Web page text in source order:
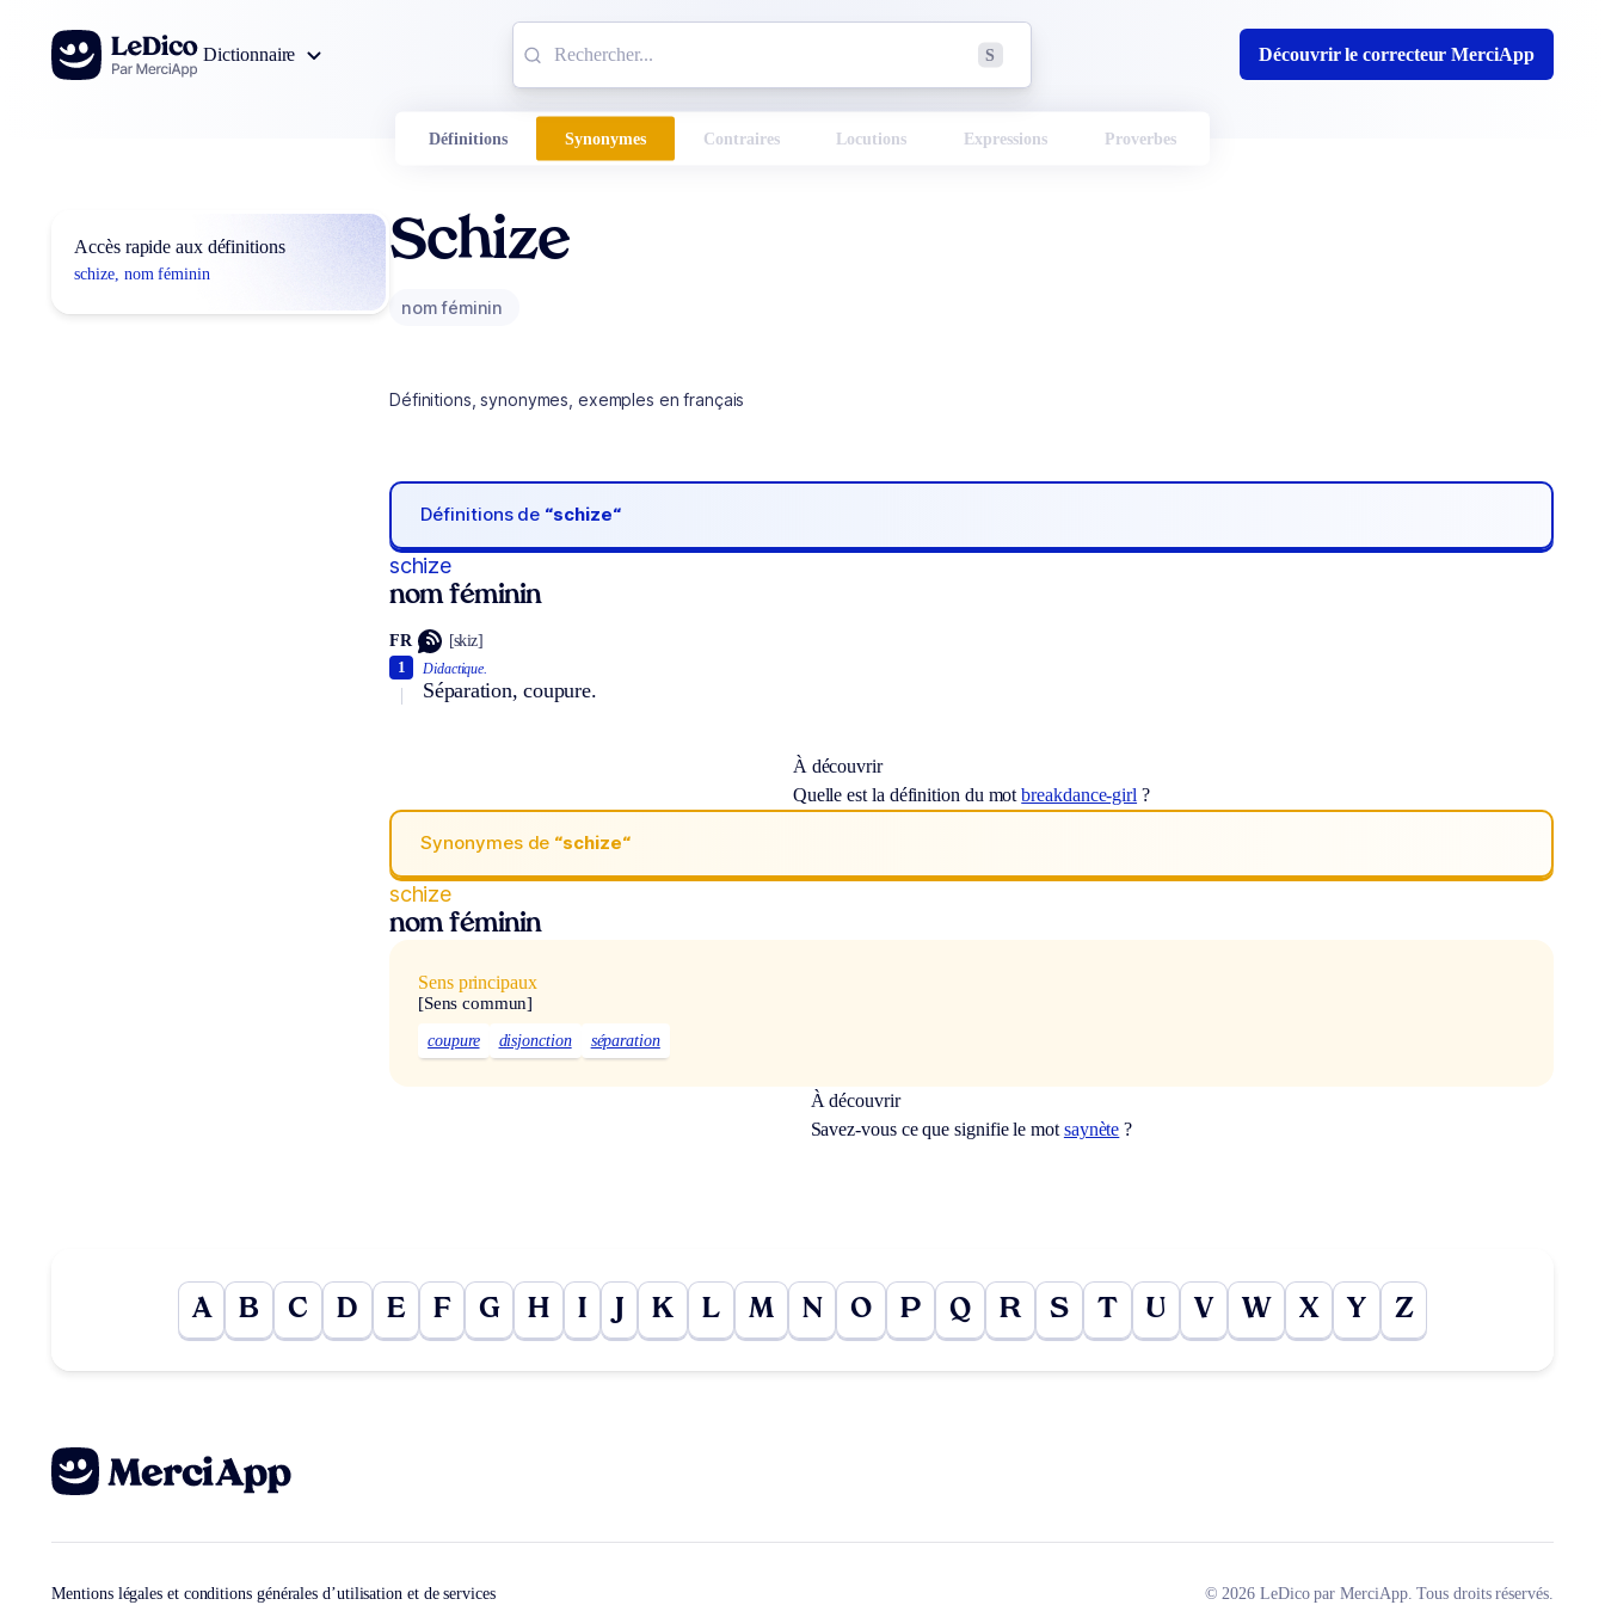
Aller au contenu
Dictionnaire
S Découvrir le correcteur MerciApp
Définitions Synonymes Contraires Locutions Expressions Proverbes
Accès rapide aux définitions
schize, nom féminin
Schize
nom féminin
Définitions, synonymes, exemples en français
Définitions de “schize“
schize
nom féminin
FR [skiz]
Didactique.
Séparation, coupure.
1
À découvrir
Quelle est la définition du motbreakdance-girl ?
Synonymes de “schize“
schize
nom féminin
Sens principaux
[Sens commun]
coupure disjonction séparation
À découvrir
Savez-vous ce que signifie le mot saynète ?
A B C D E F G H I J K L M N O P Q R S T U V W X Y Z
Mentions légales et conditions générales d’utilisation et de services © 2026 LeDico par MerciApp. Tous droits réservés.